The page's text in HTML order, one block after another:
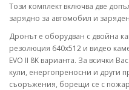
Този комплект включва две
зарядно за автомобил и
Дронът е оборудван с двойна
резолюция 640x512 и видео
EVO II 8K варианта. За всички
кули, енергопреносни и други
съоръжения, борещи се с